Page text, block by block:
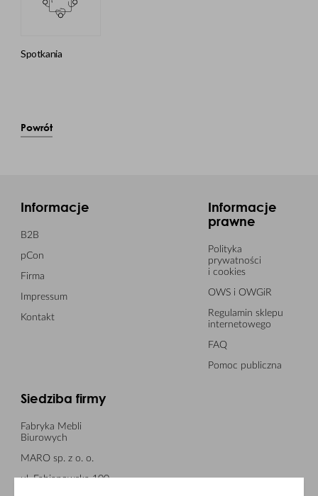
spotkania
Powrót
Informacje
B2B
pCon
Firma
Impressum
Kontakt
Informacje
prawne
Polityka
prywatności
i cookies
OWS i OWGiR
Regulamin sklepu
internetowego
FAQ
Pomoc publiczna
Siedziba firmy
Fabryka Mebli
Biurowych
MARO sp. z o. o.
ul. Fabianowska 100